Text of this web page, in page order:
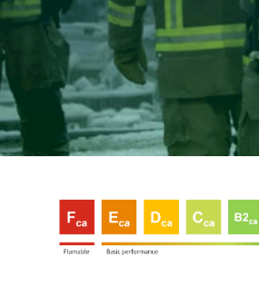
ALESEA CABLE APP